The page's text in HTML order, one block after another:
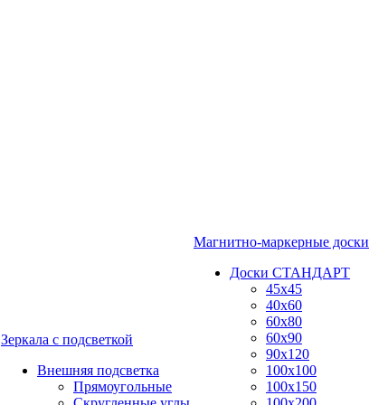
Зеркала с подсветкой
Внешняя подсветка
Прямоугольные
Магнитно-маркерные доски
Доски СТАНДАРТ
45x45
40x60
60x80
60x90
90x120
100x100
100x150